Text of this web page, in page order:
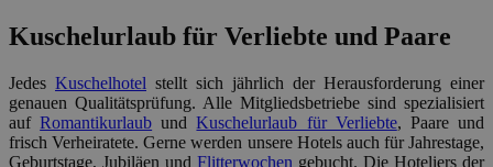
Kuschelurlaub für Verliebte und Paare
Jedes Kuschelhotel stellt sich jährlich der Herausforderung einer
genauen Qualitätsprüfung. Alle Mitgliedsbetriebe sind spezialisiert
aufRomantikurlaub undKuschelurlaub für Verliebte, Paare und
frisch Verheiratete. Gerne werden unsere Hotels auch für Jahrestage,
Geburtstage, Jubiläen und Flitterwochen gebucht. Die Hoteliers der